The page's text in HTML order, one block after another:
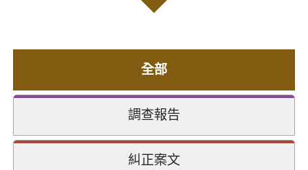
全部
調查報告
糾正案文